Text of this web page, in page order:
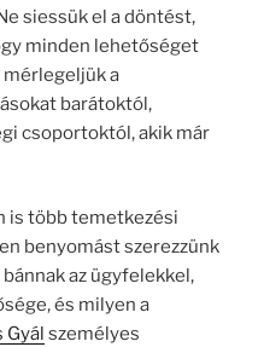
siessük el a döntést,
minden lehetőséget
mérlegeljük a
barátoktól,
csoportoktól, akik már
is több temetkezési
benyomást szerezzünk
az ügyfelekkel,
és milyen a
Gyál személyes